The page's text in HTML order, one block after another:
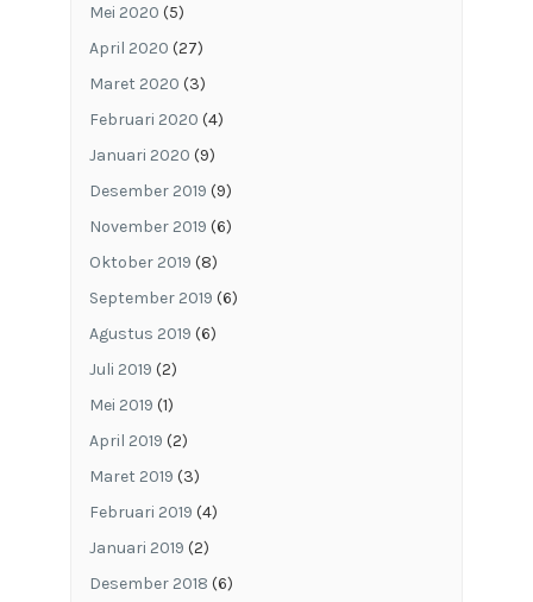
Mei 2020 (5)
April 2020 (27)
Maret 2020 (3)
Februari 2020 (4)
Januari 2020 (9)
Desember 2019 (9)
November 2019 (6)
Oktober 2019 (8)
September 2019 (6)
Agustus 2019 (6)
Juli 2019 (2)
Mei 2019 (1)
April 2019 (2)
Maret 2019 (3)
Februari 2019 (4)
Januari 2019 (2)
Desember 2018 (6)